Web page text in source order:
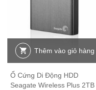
Thêm vào giỏ hàng
Ổ Cứng Di Động HDD
Seagate Wireless Plus 2TB